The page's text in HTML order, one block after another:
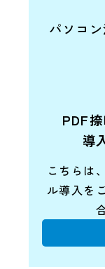
パソコ
PDF
導
こちらは
ル導入を